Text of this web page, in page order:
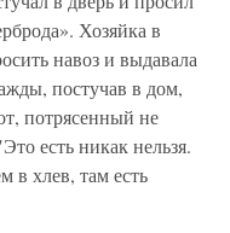
Хозяйка в
навоз и выдавала
постучав в дом,
потрясенный не
есть никак нельзя.
в хлев, там есть